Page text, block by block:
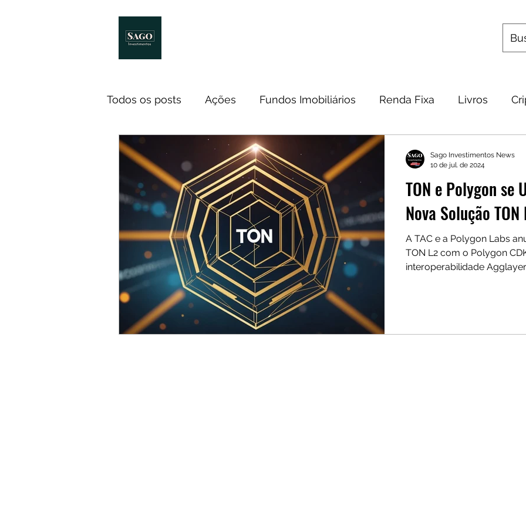
Todos os posts Ações Fundos Imobiliários Renda Fixa Livros
Notícias Economia Metais Preciosos
Investidores Cursos Frases Dicas Carteira Bitcoin
TON e Polygon se
Nova Solução TON
A TAC e a Polygon Labs
TON L2 com o Polygon
interoperabilidade
Sago Investimentos News
10 de jul. de 2024